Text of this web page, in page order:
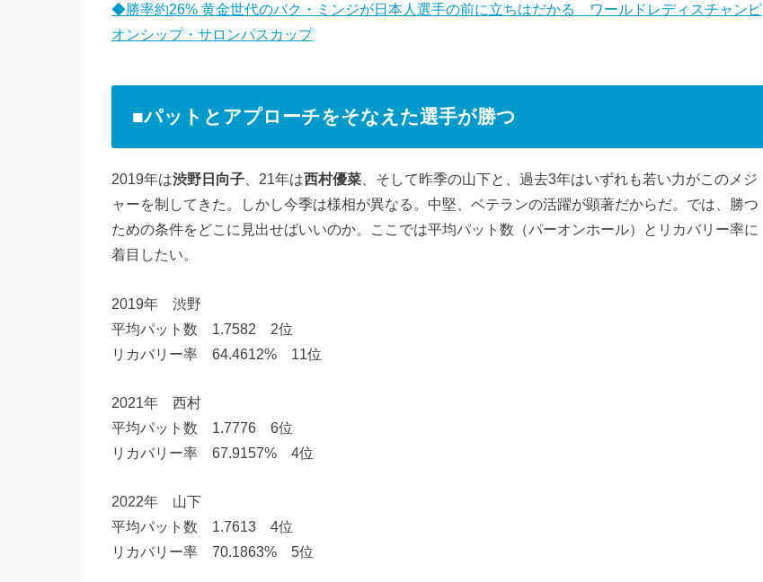
◆勝率約26% 黄金世代のパク・ミンジが日本人選手の前に立ちはだかる ワールドレディスチャンピ
オンシップ・サロンパスカップ
■パットとアプローチをそなえた選手が勝つ
2019年は渋野日向子 、21年は西村優菜 、そして昨季の山下と、過去3年はいずれも若い力がこのメジ
ャーを制してきた。しかし今季は様相が異なる。中堅、ベテランの活躍が顕著だからだ。では、勝つ
ための条件をどこに見出せばいいのか。ここでは平均パット数（パーオンホール）とリカバリー率に
着目したい。
2019年 渋野
平均パット数 1.7582 2位
リカバリー率 64.4612% 11位
2021年 西村
平均パット数 1.7776 6位
リカバリー率 67.9157% 4位
2022年 山下
平均パット数 1.7613 4位
リカバリー率 70.1863% 5位